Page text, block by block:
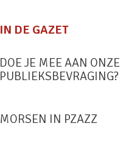
IN DE GAZET
DOE JE MEE AAN ONZE
PUBLIEKSBEVRAGING?
MORSEN IN PZAZZ